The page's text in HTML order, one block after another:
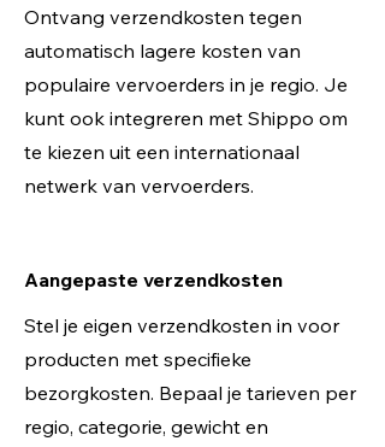
Ontvang verzendkosten tegen
automatisch lagere kosten van
populaire vervoerders in je regio. Je
kunt ook integreren met Shippo om
te kiezen uit een internationaal
netwerk van vervoerders.
Aangepaste verzendkosten
Stel je eigen verzendkosten in voor
producten met specifieke
bezorgkosten. Bepaal je tarieven per
regio, categorie, gewicht en